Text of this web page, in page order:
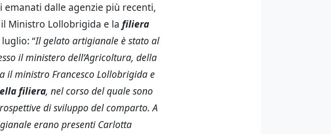
dalle agenzie più recenti,
Ministro Lollobrigida e la filiera
“Il gelato artigianale è stato al
il ministero dell’Agricoltura, della
il ministro Francesco Lollobrigida e
filiera, nel corso del quale sono
di sviluppo del comparto. A
erano presenti Carlotta